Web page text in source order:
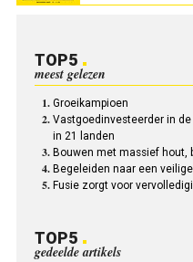
TOP5
meest gelezen
Groeikampioen
Vastgoedinvesteerder in
in 21 landen
Bouwen met massief hout,
Begeleiden naar een
Fusie zorgt voor
TOP5
gedeelde artikels